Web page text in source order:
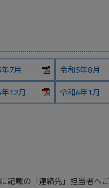
7月 令和5年8月
12月 令和6年1月
記載の「連絡先」担当者へ